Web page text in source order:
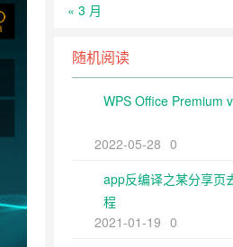
« 3 月
随机阅读
WPS Office Premium
2022-05-28 0
app反编译之某分享页
程
2021-01-19 0